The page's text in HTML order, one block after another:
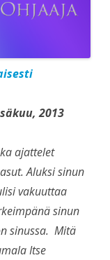
2013
ajattelet
Aluksi sinun
vakuuttaa
sinun
sinussa. Mitä
Itse